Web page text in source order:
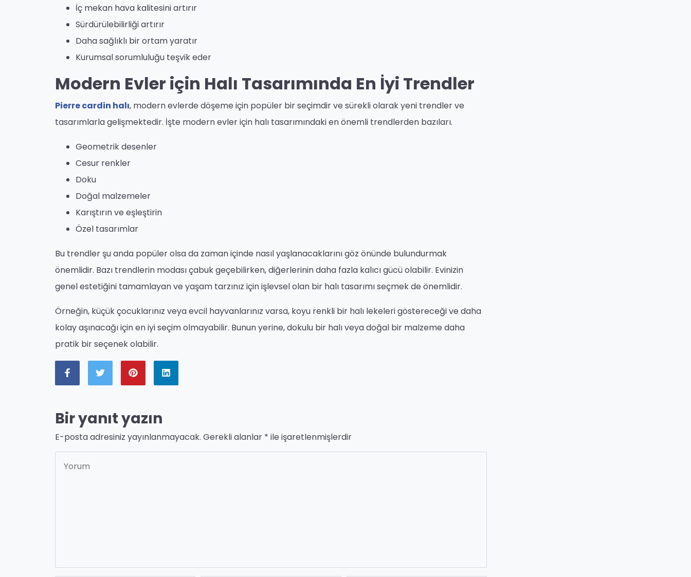
İç mekan hava kalitesini artırır
Sürdürülebilirliği artırır
Daha sağlıklı bir ortam yaratır
Kurumsal sorumluluğu teşvik eder
Modern Evler için Halı Tasarımında En İyi Trendler
Pierre cardin halı, modern evlerde döşeme için popüler bir seçimdir ve sürekli olarak yeni trendler ve
tasarımlarla gelişmektedir. İşte modern evler için halı tasarımındaki en önemli trendlerden bazıları.
Geometrik desenler
Cesur renkler
Doku
Doğal malzemeler
Karıştırın ve eşleştirin
Özel tasarımlar
Bu trendler şu anda popüler olsa da zaman içinde nasıl yaşlanacaklarını göz önünde bulundurmak
önemlidir. Bazı trendlerin modası çabuk geçebilirken, diğerlerinin daha fazla kalıcı gücü olabilir. Evinizin
genel estetiğini tamamlayan ve yaşam tarzınız için işlevsel olan bir halı tasarımı seçmek de önemlidir.
Örneğin, küçük çocuklarınız veya evcil hayvanlarınız varsa, koyu renkli bir halı lekeleri göstereceği ve daha
kolay aşınacağı için en iyi seçim olmayabilir. Bunun yerine, dokulu bir halı veya doğal bir malzeme daha
pratik bir seçenek olabilir.
Bir yanıt yazın
E-posta adresiniz yayınlanmayacak. Gerekli alanlar * ile işaretlenmişlerdir